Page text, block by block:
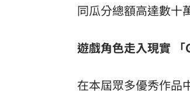
同瓜分總額高達數十
遊戲角色走入現實
在本屆眾多優秀作